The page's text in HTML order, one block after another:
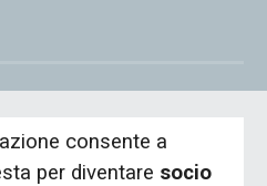
consente a
per diventare socio